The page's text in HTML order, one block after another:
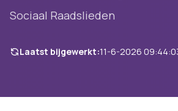
Sociaal Raadslieden
Laatst bijgewerkt:11-6-2026